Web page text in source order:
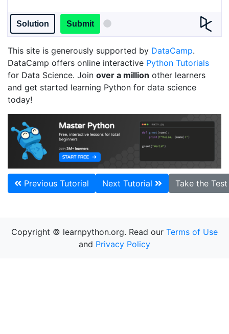
Solution Submit
This site is generously supported by DataCamp.
DataCamp offers online interactive Python Tutorials
for Data Science. Join over a million other learners
and get started learning Python for data science
today!
Previous Tutorial Next Tutorial Take the
Copyright © learnpython.org. Read our Terms of Use
and Privacy Policy